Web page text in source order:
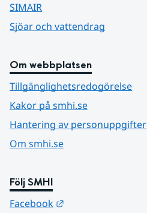
SIMAIR
Sjöar och vattendrag
Om webbplatsen
Tillgänglighetsredogörelse
Kakor på smhi.se
Hantering av personuppgifter
Om smhi.se
Följ SMHI
Facebook